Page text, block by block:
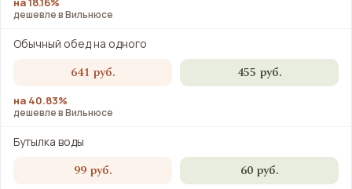
дешевле в Вильнюсе
Обычный обед на одного
641 руб. 455 руб.
на 40.83%
дешевле в Вильнюсе
Бутылка воды
99 руб. 60 руб.